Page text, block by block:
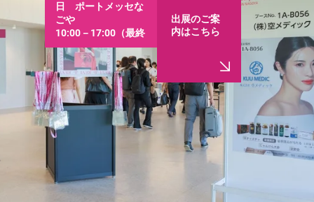
日　ポートメッセな
ごや
10:00－17:00（最終
日は16:30まで）
出展のご案
内はこちら